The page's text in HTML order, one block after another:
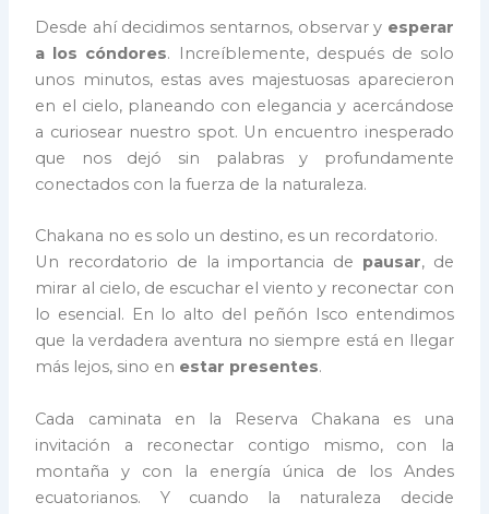
Desde ahí decidimos sentarnos, observar y esperar
a los cóndores. Increíblemente, después de solo
unos minutos, estas aves majestuosas aparecieron
en el cielo, planeando con elegancia y acercándose
a curiosear nuestro spot. Un encuentro inesperado
que nos dejó sin palabras y profundamente
conectados con la fuerza de la naturaleza.
Chakana no es solo un destino, es un recordatorio.
Un recordatorio de la importancia de pausar, de
mirar al cielo, de escuchar el viento y reconectar con
lo esencial. En lo alto del peñón Isco entendimos
que la verdadera aventura no siempre está en llegar
más lejos, sino en estar presentes.
Cada caminata en la Reserva Chakana es una
invitación a reconectar contigo mismo, con la
montaña y con la energía única de los Andes
ecuatorianos. Y cuando la naturaleza decide